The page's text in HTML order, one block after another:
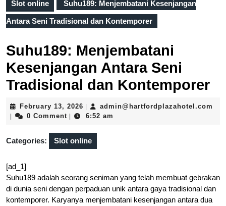
Slot online Suhu189: Menjembatani Kesenjangan
Antara Seni Tradisional dan Kontemporer
Suhu189: Menjembatani
Kesenjangan Antara Seni
Tradisional dan Kontemporer
February 13, 2026 February
13,
admin@hartfordplazahotel.com
0 Comment 6:52 am
Categories: Slot online
[ad_1]
Suhu189 adalah seorang seniman yang telah membuat gebrakan
di dunia seni dengan perpaduan unik antara gaya tradisional dan
kontemporer. Karyanya menjembatani kesenjangan antara dua